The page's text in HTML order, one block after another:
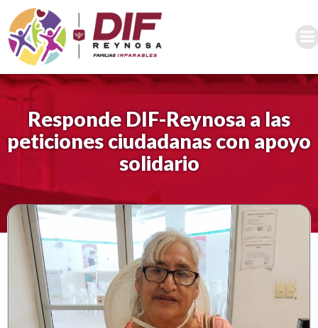
al
contenido
Responde DIF-Reynosa a las
peticiones ciudadanas con apoyo
solidario